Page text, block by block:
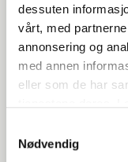
dessuten
vårt, med
annonsering og
med annen
eller som de har
Nødvendig